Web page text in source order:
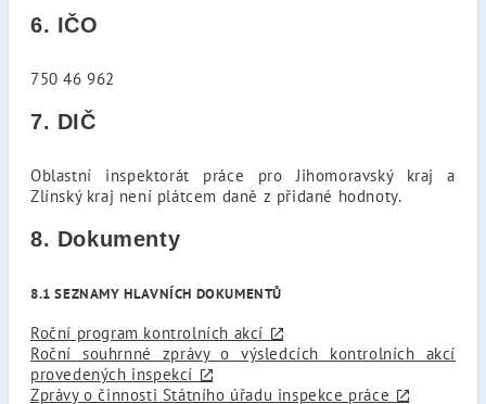
6. IČO
750 46 962
7. DIČ
Oblastní inspektorát práce pro Jihomoravský kraj a
Zlínský kraj není plátcem daně z přidané hodnoty.
8. Dokumenty
8.1 SEZNAMY HLAVNÍCH DOKUMENTŮ
Roční program kontrolních akcí
Roční souhrnné zprávy o výsledcích kontrolních akcí
provedených inspekcí
Zprávy o činnosti Státního úřadu inspekce práce